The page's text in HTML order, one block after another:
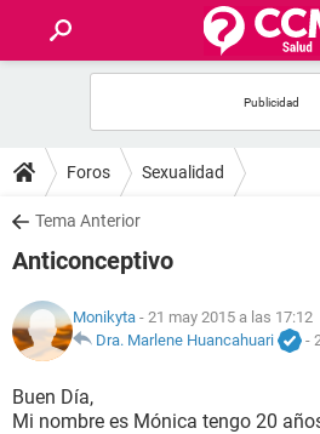
FOROS
SALUD
NUTRICIÓN
BIENESTAR
Foros Sexualidad
Tema Anterior
Anticonceptivo
Monikyta - 21 may 2015 a las 17:12
Dra. Marlene Huancahuari
-
Buen Día,
Mi nombre es Mónica tengo 20